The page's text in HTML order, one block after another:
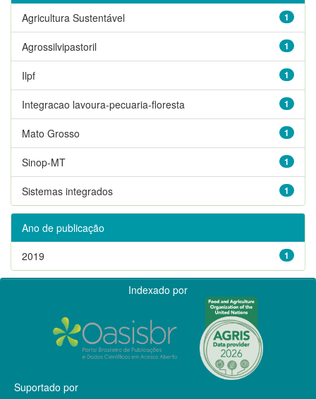
1
Agricultura Sustentável
1
Agrossilvipastoril
1
Ilpf
1
Integracao lavoura-pecuaria-floresta
1
Mato Grosso
1
Sinop-MT
1
Sistemas integrados
Ano de publicação
1
2019
Indexado por
Suportado por